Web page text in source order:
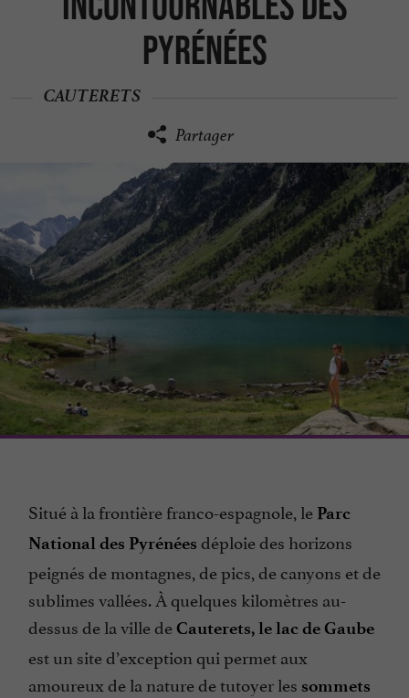
Pyrénées
CAUTERETS
Partager
Situé à la frontière franco-espagnole, le Parc
National des Pyrénées déploie des horizons
peignés de montagnes, de pics, de canyons et de
sublimes vallées. À quelques kilomètres au-
dessus de la ville deCauterets, le lac de Gaube
est un site d’exception qui permet aux
amoureux de la nature de tutoyer les sommets